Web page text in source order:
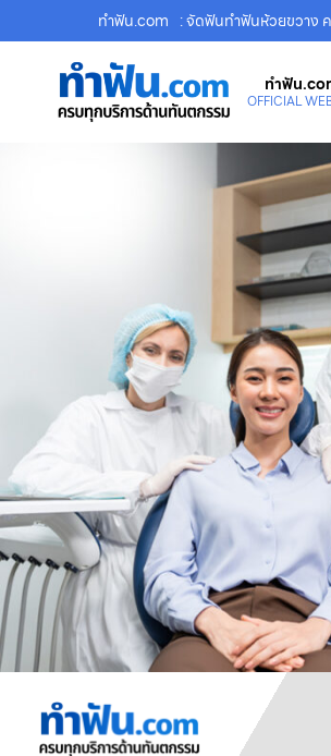
ทําฟัน.com : จัดฟันทำฟันห้วยขวาง
ทําฟัน
OFFICIAL